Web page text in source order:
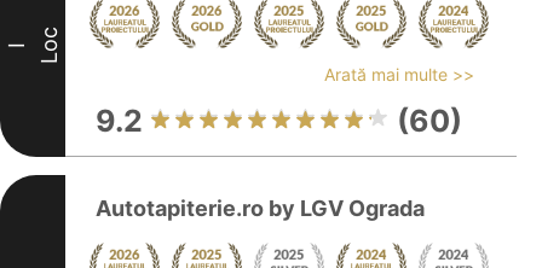
I Loc
Arată mai multe >>
9.2 (60)
Autotapiterie.ro by LGV Ograda